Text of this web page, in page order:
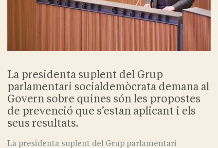
La presidenta suplent del Grup
parlamentari socialdemòcrata demana al
Govern sobre quines són les propostes
de prevenció que s’estan aplicant i els
seus resultats.
La presidenta suplent del Grup parlamentari